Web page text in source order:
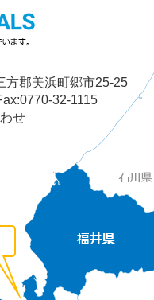
方郡美浜町郷市25-25
32-1115
せ